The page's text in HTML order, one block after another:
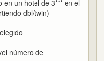
en un hotel de 3*** en el
dbl/twin)
número de